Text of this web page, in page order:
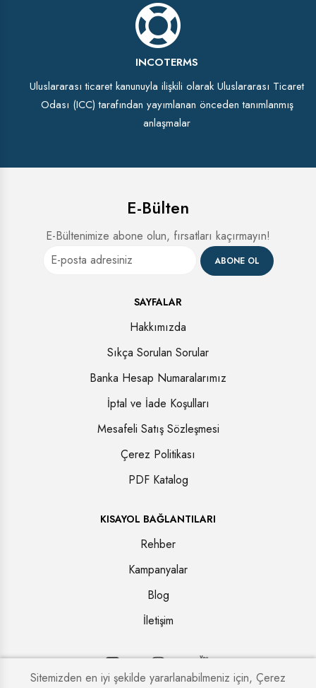
INCOTERMS
Uluslararası ticaret kanunuyla ilişkili olarak Uluslararası Ticaret
Odası (ICC) tarafından yayımlanan önceden tanımlanmış
anlaşmalar
E-Bülten
E-Bültenimize abone olun, fırsatları kaçırmayın!
ABONE OL
SAYFALAR
Hakkımızda
Sıkça Sorulan Sorular
Banka Hesap Numaralarımız
İptal ve İade Koşulları
Mesafeli Satış Sözleşmesi
Çerez Politikası
PDF Katalog
KISAYOL BAĞLANTILARI
Rehber
Kampanyalar
Blog
İletişim
Sitemizden en iyi şekilde yararlanabilmeniz için, Çerez